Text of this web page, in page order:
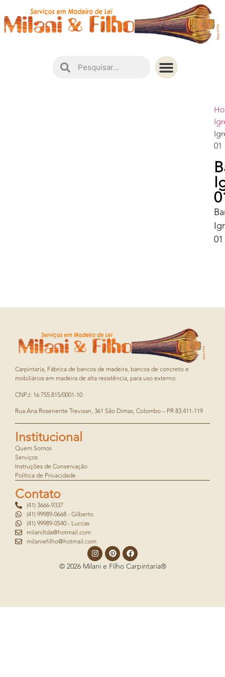
01
01
Carpintaria, Fábrica de bancos de madeira, bancos de concreto e
mobiliários em madeira de alta resistência, para uso externo.
CNPJ: 16.755.815/0001-10
Rua Ana Rosenente Trevisan, 361 São Dimas, Colombo – PR 83.411-119
Institucional
Quem Somos
Serviços
Instruções de Conservação
Política de Privacidade
Contato
(41) 3666-9337
(41) 99989-0668 - Gilberto
(41) 99989-0540 - Luccas
milaniltda@hotmail.com
milaniefilho@hotmail.com
© 2026 Milani e Filho Carpintaria®